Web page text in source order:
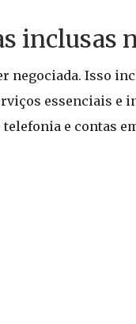
inclusas
negociada. Isso
essenciais e
e contas